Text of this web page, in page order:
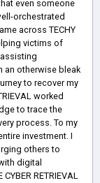
even someone
orchestrated
across TECHY
victims of
an otherwise bleak
to recover my
worked
to trace the
process. To my
investment. I
others to
digital
RETRIEVAL